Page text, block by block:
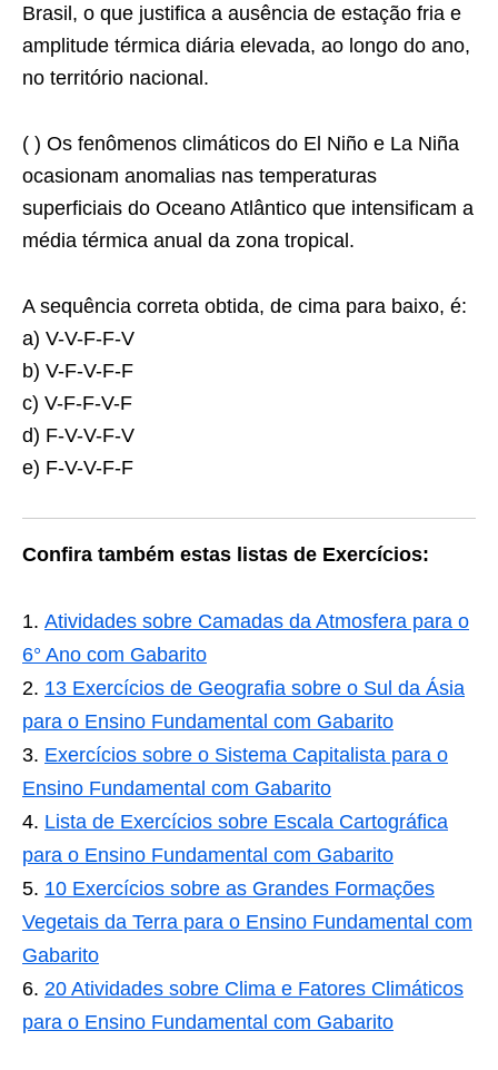
Brasil, o que justifica a ausência de estação fria e
amplitude térmica diária elevada, ao longo do ano,
no território nacional.
( ) Os fenômenos climáticos do El Niño e La Niña
ocasionam anomalias nas temperaturas
superficiais do Oceano Atlântico que intensificam a
média térmica anual da zona tropical.
A sequência correta obtida, de cima para baixo, é:
a) V-V-F-F-V
b) V-F-V-F-F
c) V-F-F-V-F
d) F-V-V-F-V
e) F-V-V-F-F
Confira também estas listas de Exercícios:
Atividades sobre Camadas da Atmosfera para o
6° Ano com Gabarito
13 Exercícios de Geografia sobre o Sul da Ásia
para o Ensino Fundamental com Gabarito
Exercícios sobre o Sistema Capitalista para o
Ensino Fundamental com Gabarito
Lista de Exercícios sobre Escala Cartográfica
para o Ensino Fundamental com Gabarito
10 Exercícios sobre as Grandes Formações
Vegetais da Terra para o Ensino Fundamental com
Gabarito
20 Atividades sobre Clima e Fatores Climáticos
para o Ensino Fundamental com Gabarito